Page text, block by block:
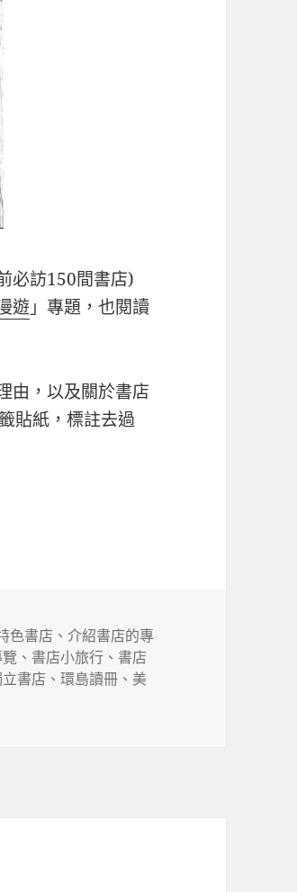
必訪150間書店)
遊」專題，也閱讀
由，以及關於書店
貼紙，標註去過
色書店 、介紹書店的專
、 書店小旅行 、 書店
書店 、環島讀冊 、 美
150間書店〉